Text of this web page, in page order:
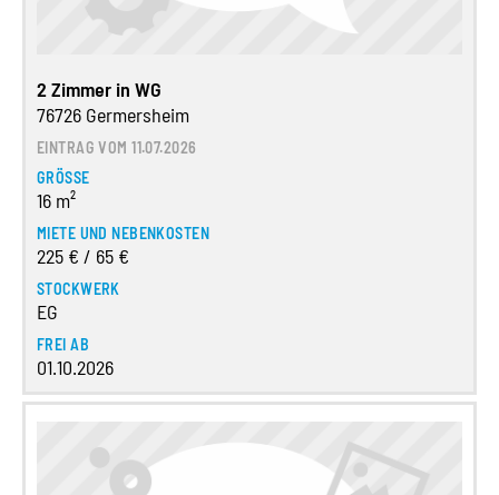
2 Zimmer in WG
76726 Germersheim
EINTRAG VOM 11.07.2026
GRÖSSE
16 m²
MIETE UND NEBENKOSTEN
225 € / 65 €
STOCKWERK
EG
FREI AB
01.10.2026